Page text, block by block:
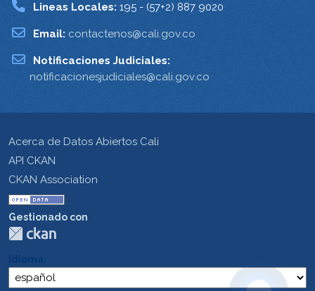
Lineas Locales: 195 - (57+2) 887 9020
Email: contactenos@cali.gov.co
Notificaciones Judiciales:
notificacionesjudiciales@cali.gov.co
Acerca de Datos Abiertos Cali
API CKAN
CKAN Association
Gestionado con